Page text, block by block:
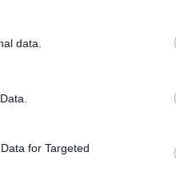
data.
for Targeted
a Zorán
zenéjét Presser Gábor